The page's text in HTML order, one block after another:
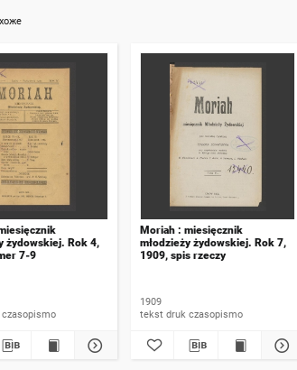
żydowskiej. Rok 4,
7-9
tekst druk czasopismo
Moriah : miesięcznik
młodzieży żydowskiej. Rok 7,
1909, spis rzeczy
1909
tekst druk czasopismo